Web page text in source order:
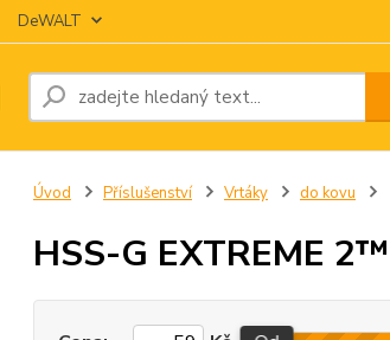
DeWALT
Úvod Příslušenství Vrtáky do kovu
HSS-G EXTREME 2™